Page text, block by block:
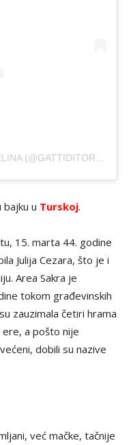
u Turskoj.
15. marta 44. godine
Julija Cezara, što je i
Area Sakra je
tokom građevinskih
zauzimala četiri hrama
a pošto nije
dobili su nazive
već mačke, tačnije